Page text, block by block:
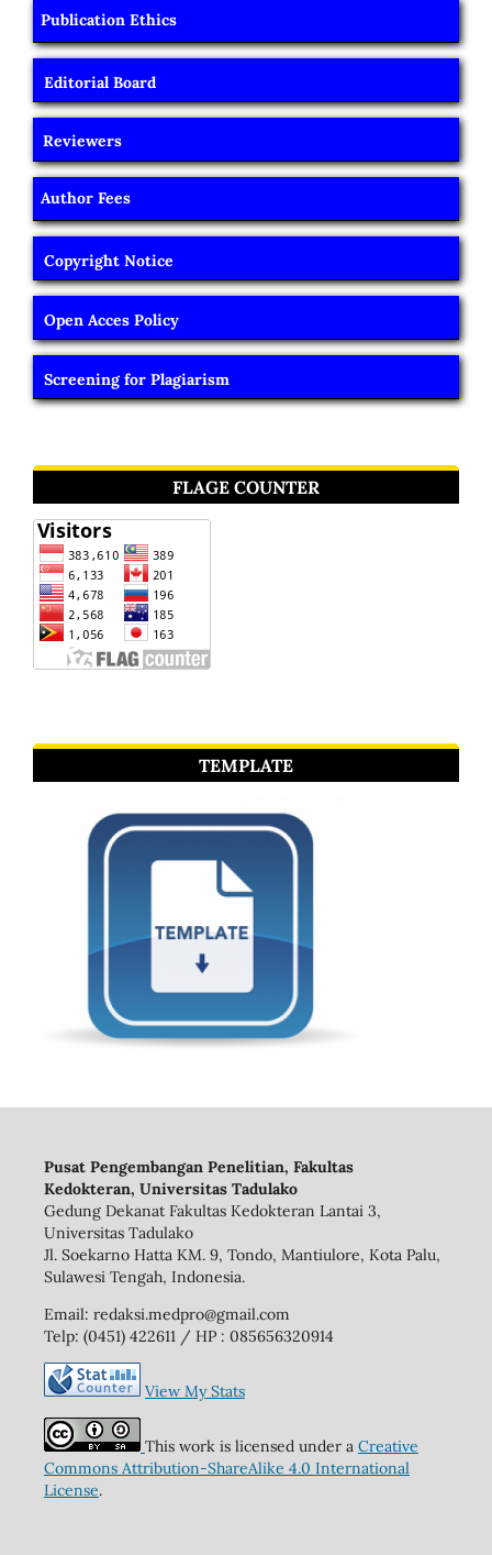
Publication Ethics
Editorial Board
Reviewers
Author Fees
Copyright Notice
Open Acces Policy
Screening for Plagiarism
FLAGE COUNTER
TEMPLATE
Pusat Pengembangan Penelitian, Fakultas
Kedokteran, Universitas Tadulako
Gedung Dekanat Fakultas Kedokteran Lantai 3,
Universitas Tadulako
Jl. Soekarno Hatta KM. 9, Tondo, Mantiulore, Kota Palu,
Sulawesi Tengah, Indonesia.
Email: redaksi.medpro@gmail.com
Telp: (0451) 422611 / HP : 085656320914
View My Stats
This work is licensed under a Creative
Commons Attribution-ShareAlike 4.0 International
License.